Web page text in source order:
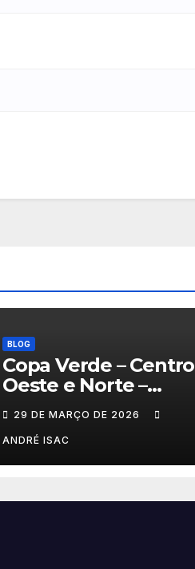
BLOG
Copa Verde – Centro
Oeste e Norte –
2026
29 DE MARÇO DE 2026
ANDRÉ ISAC